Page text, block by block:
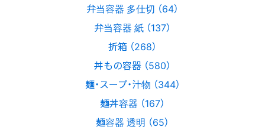
弁当容器 多仕切 （64）
弁当容器 紙 （137）
折箱 （268）
丼もの容器 （580）
麺・スープ・汁物 （344）
麺丼容器 （167）
麺容器 透明 （65）